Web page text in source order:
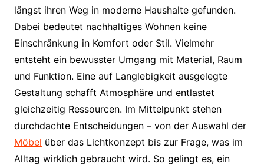
längst ihren Weg in moderne Haushalte gefunden.
Dabei bedeutet nachhaltiges Wohnen keine
Einschränkung in Komfort oder Stil. Vielmehr
entsteht ein bewusster Umgang mit Material, Raum
und Funktion. Eine auf Langlebigkeit ausgelegte
Gestaltung schafft Atmosphäre und entlastet
gleichzeitig Ressourcen. Im Mittelpunkt stehen
durchdachte Entscheidungen – von der Auswahl der
Möbel über das Lichtkonzept bis zur Frage, was im
Alltag wirklich gebraucht wird. So gelingt es, ein